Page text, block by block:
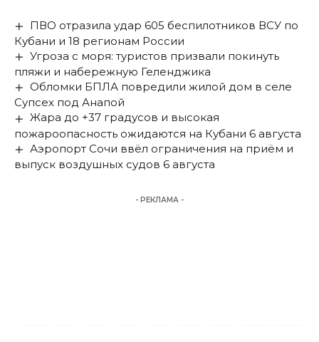
ПВО отразила удар 605 беспилотников ВСУ по
Кубани и 18 регионам России
Угроза с моря: туристов призвали покинуть
пляжи и набережную Геленджика
Обломки БПЛА повредили жилой дом в селе
Супсех под Анапой
Жара до +37 градусов и высокая
пожароопасность ожидаются на Кубани 6 августа
Аэропорт Сочи ввёл ограничения на приём и
выпуск воздушных судов 6 августа
- РЕКЛАМА -